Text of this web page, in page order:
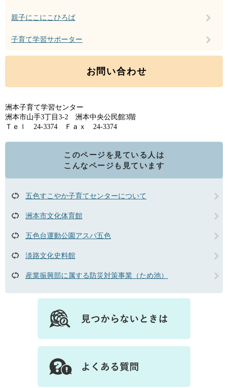
親子にこにこひろば
子育て学習サポーター
お問い合わせ
洲本子育て学習センター
洲本市山手3丁目3-2 洲本中央公民館3階
Ｔｅｌ 24-3374 Ｆａｘ 24-3374
このページを見ている人は
こんなページも見ています
五色すこやか子育てセンターについて
洲本市文化体育館
五色台運動公園アスパ五色
淡路文化史料館
産業振興部に属する防災対策事業（ため池）